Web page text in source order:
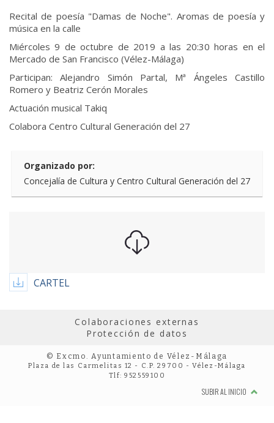
Recital de poesía "Damas de Noche". Aromas de poesía y
música en la calle
Miércoles 9 de octubre de 2019 a las 20:30 horas en el
Mercado de San Francisco (Vélez-Málaga)
Participan: Alejandro Simón Partal, Mª Ángeles Castillo
Romero y Beatriz Cerón Morales
Actuación musical Takiq
Colabora Centro Cultural Generación del 27
Organizado por:
Concejalía de Cultura y Centro Cultural Generación del 27
CARTEL
Colaboraciones externas
Protección de datos
© Excmo. Ayuntamiento de Vélez-Málaga
Plaza de las Carmelitas 12 - C.P. 29700 - Vélez-Málaga
Tlf: 952559100
SUBIR AL INICIO